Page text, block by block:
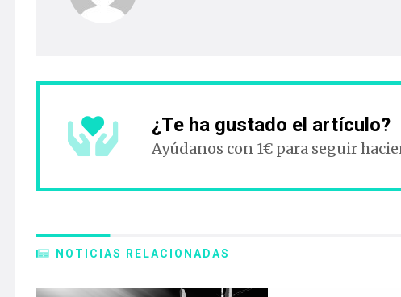
¿Te ha gustado el artículo?
Ayúdanos con 1€ para seguir
NOTICIAS RELACIONADAS